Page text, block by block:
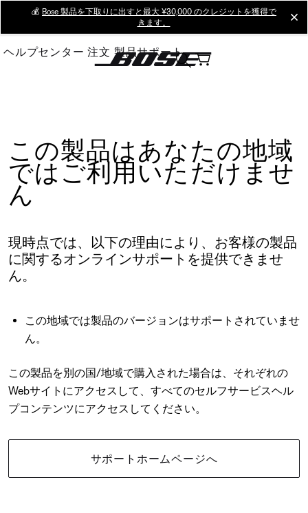
Main
💰 Bose 製品を下取りに出すと最大 ¥30,000 のクレジットを獲得で
きます。
ヘルプセンター 注文 製品サポート
この製品はあなたの地域
ではご利用いただけませ
ん
現時点では、以下の理由により、お客様の製品
に関するオンラインサポートを提供できませ
ん。
この地域では製品のバージョンはサポートされていませ
ん。
この製品を別の国/地域で購入された場合は、それぞれの
Webサイトにアクセスして、すべてのセルフサービスヘル
プコンテンツにアクセスしてください。
サポートホームページへ